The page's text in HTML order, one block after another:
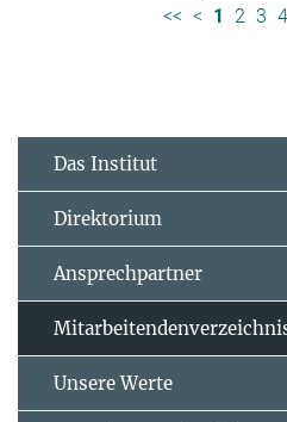
<< < 1 2 3 4
Das Institut
Direktorium
Ansprechpartner
Unsere Werte